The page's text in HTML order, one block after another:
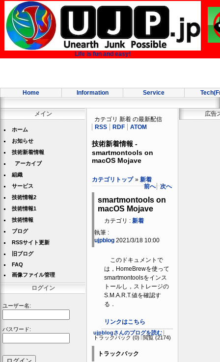
Life is fun and easy!
Home Information Service
メイン
ホーム
お知らせ
技術新着情報
アーカイブ
組織
サービス
技術情報2
技術情報1
技術情報
ブログ
RSSサイト更新
旧ブログ
FAQ
画像ファイル管理
ログイン
ユーザー名:
パスワード:
カテゴリ 新着 の最新配信
RSS
RDF ATOM
技術新着情報 -
smartmontools on
macOS Mojave
カテゴリトップ »新着
前へ
次へ
smartmontools on
macOS Mojave
カテゴリ : 新着
執筆 :
ujpblog 2021/3/18 10:00
このドキュメントで
は，HomeBrewを使って
smartmontoolsをインス
トールし，ストレージの
S.M.A.R.T.値を確認す
る．
リンクはこちら
ujpblogさんのブログを読む
トラックバック (0)
閲覧 (2174)
トラックバック
広告